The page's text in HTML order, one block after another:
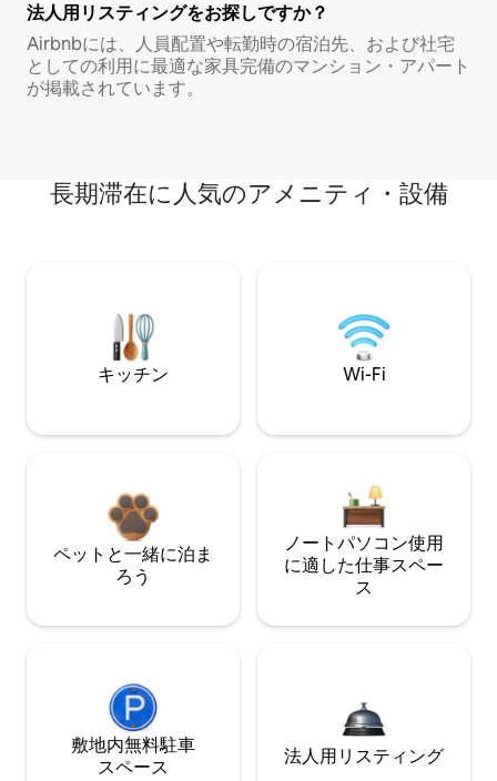
法人用リスティングをお探しですか？
Airbnbには、人員配置や転勤時の宿泊先、および社宅
としての利用に最適な家具完備のマンション・アパート
が掲載されています。
長期滞在に人気のアメニティ・設備
キッチン Wi-Fi
ペットと一緒に泊ま
ろう
ノートパソコン使用
に適した仕事スペー
ス
敷地内無料駐⁠車
ス⁠ペ⁠ー⁠ス
法人用リスティング